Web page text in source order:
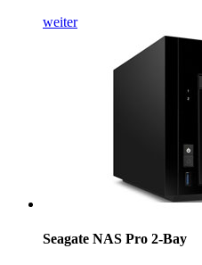
weiter
Seagate NAS Pro 2-Bay